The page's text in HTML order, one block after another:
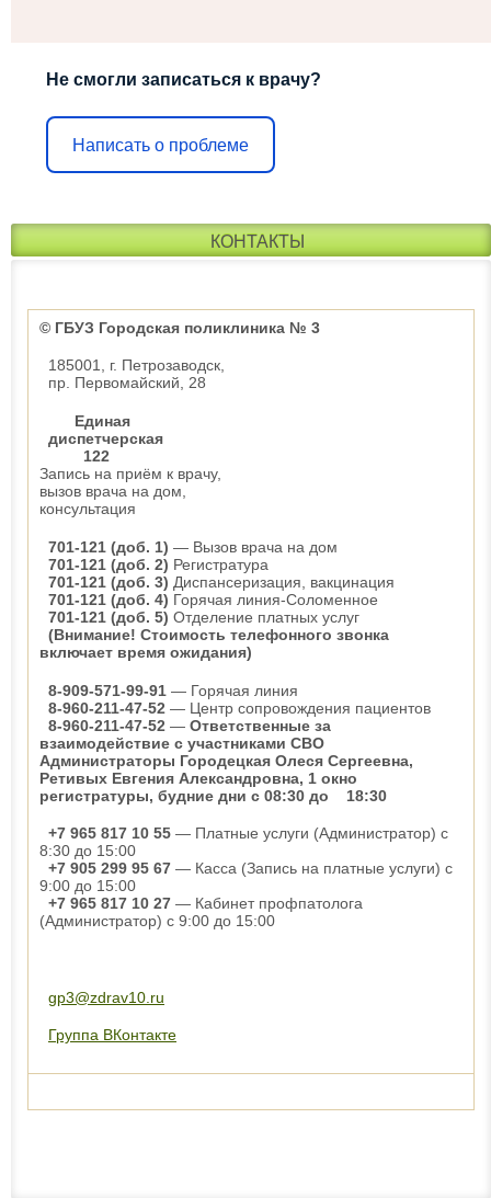
Не смогли записаться к врачу?
Написать о проблеме
КОНТАКТЫ
© ГБУЗ Городская поликлиника № 3
185001, г. Петрозаводск,
пр. Первомайский, 28
Единая
диспетчерская
122
Запись на приём к врачу,
вызов врача на дом,
консультация
701-121 (доб. 1) — Вызов врача на дом
701-121 (доб. 2) Регистратура
701-121 (доб. 3) Диспансеризация, вакцинация
701-121 (доб. 4) Горячая линия-Соломенное
701-121 (доб. 5) Отделение платных услуг
(Внимание! Стоимость телефонного звонка
включает время ожидания)
8-909-571-99-91 — Горячая линия
8-960-211-47-52 — Центр сопровождения пациентов
8-960-211-47-52 — Ответственные за
взаимодействие с участниками СВО
Администраторы Городецкая Олеся Сергеевна,
Ретивых Евгения Александровна, 1 окно
регистратуры, будние дни с 08:30 до 18:30
+7 965 817 10 55 — Платные услуги (Администратор) с
8:30 до 15:00
+7 905 299 95 67 — Касса (Запись на платные услуги) с
9:00 до 15:00
+7 965 817 10 27 — Кабинет профпатолога
(Администратор) с 9:00 до 15:00
gp3@zdrav10.ru
Группа ВКонтакте